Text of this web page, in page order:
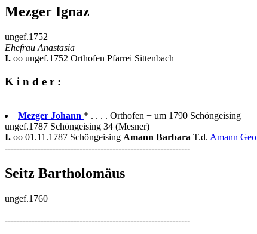
Mezger Ignaz
ungef.1752
Ehefrau Anastasia
I. oo ungef.1752 Orthofen Pfarrei Sittenbach
K i n d e r :
Mezger Johann * . . . . Orthofen + um 1790 Schöngeising
ungef.1787 Schöngeising 34 (Mesner)
I. oo 01.11.1787 Schöngeising Amann Barbara T.d. Amann
--------------------------------------------------------------
Seitz Bartholomäus
ungef.1760
--------------------------------------------------------------